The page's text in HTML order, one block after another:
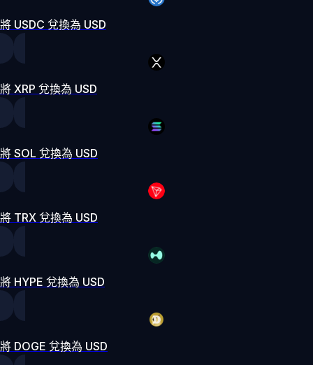
將 USDC 兌換為 USD
將 XRP 兌換為 USD
將 SOL 兌換為 USD
將 TRX 兌換為 USD
將 HYPE 兌換為 USD
將 DOGE 兌換為 USD